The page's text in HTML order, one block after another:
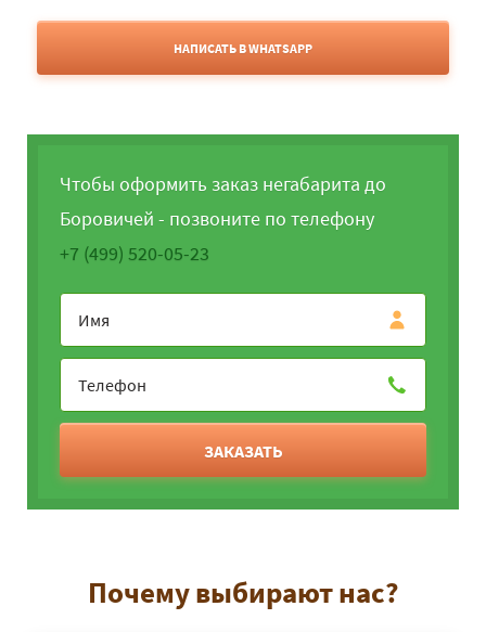
НАПИСАТЬ В WHATSAPP
Чтобы оформить заказ негабарита до
Боровичей - позвоните по телефону
+7 (499) 520-05-23
ЗАКАЗАТЬ
Почему выбирают нас?